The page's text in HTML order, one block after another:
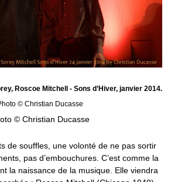
Roscoe Mitchell - Sons d’Hiver, janvier 2014.
© Christian Ducasse
© Christian Ducasse
de souffles, une volonté de ne pas sortir
pas d’embouchures. C’est comme la
la naissance de la musique. Elle viendra